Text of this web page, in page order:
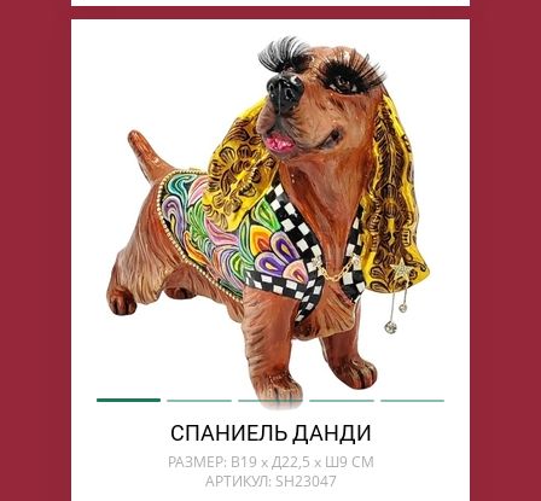
СПАНИЕЛЬ ДАНДИ
РАЗМЕР: В19 х Д22,5 х Ш9 СМ
АРТИКУЛ: SH23047